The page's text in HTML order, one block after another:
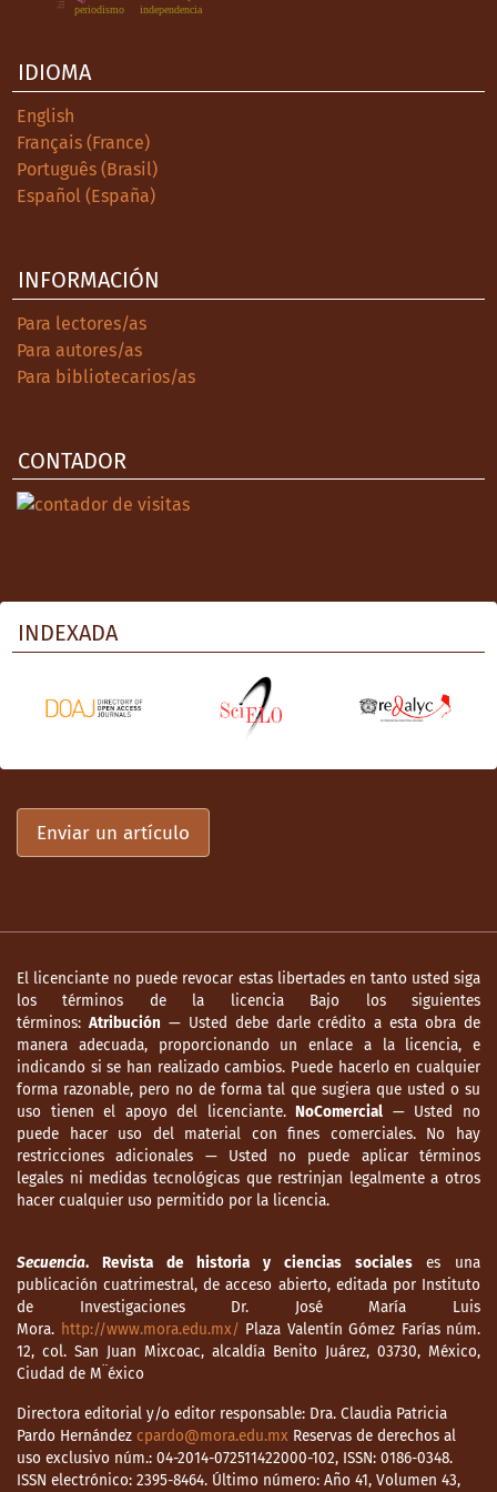
independencia
periodismo
IDIOMA
English
Français (France)
Português (Brasil)
Español (España)
INFORMACIÓN
Para lectores/as
Para autores/as
Para bibliotecarios/as
CONTADOR
INDEXADA
Enviar un artículo
El licenciante no puede revocar estas libertades en tanto usted siga
los términos de la licencia Bajo los siguientes
términos: Atribución — Usted debe darle crédito a esta obra de
manera adecuada, proporcionando un enlace a la licencia, e
indicando si se han realizado cambios. Puede hacerlo en cualquier
forma razonable, pero no de forma tal que sugiera que usted o su
uso tienen el apoyo del licenciante.NoComercial — Usted no
puede hacer uso del material con fines comerciales. No hay
restricciones adicionales — Usted no puede aplicar términos
legales ni medidas tecnológicas que restrinjan legalmente a otros
hacer cualquier uso permitido por la licencia.
Secuencia. Revista de historia y ciencias socialeses una
publicación cuatrimestral, de acceso abierto, editada por Instituto
de Investigaciones Dr. José María Luis
Mora. http://www.mora.edu.mx/ Plaza Valentín Gómez Farías núm.
12, col. San Juan Mixcoac, alcaldía Benito Juárez, 03730, México,
Ciudad de M¨éxico
Directora editorial y/o editor responsable: Dra. Claudia Patricia
Pardo Hernández cpardo@mora.edu.mx Reservas de derechos al
uso exclusivo núm.: 04-2014-072511422000-102, ISSN: 0186-0348.
ISSN electrónico: 2395-8464. Último número: Año 41, Volumen 43,